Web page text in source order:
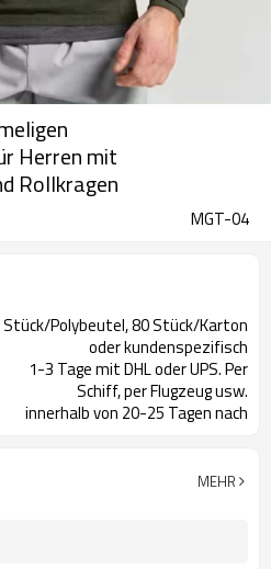
Herren mit
Rollkragen
MGT-04
Stück/Polybeutel, 80 Stück/Karton
oder kundenspezifisch
1-3 Tage mit DHL oder UPS. Per
Schiff, per Flugzeug usw.
innerhalb von 20-25 Tagen nach
MEHR